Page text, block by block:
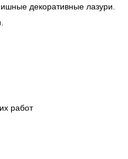
декоративные лазури.
работ